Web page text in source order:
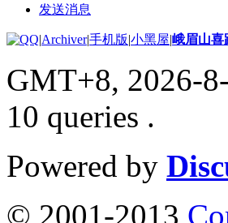
发送消息
|Archiver|手机版|小黑屋|峨眉山喜
GMT+8, 2026-
10 queries .
Powered by
© 2001-2013